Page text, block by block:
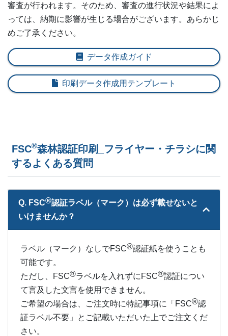
17,000部 ¥ 32,109
17,500部
32,802
18,500部 ¥ 33,154
20,000部 ¥ 34,199
20,500部
21,000部 ¥ 34,892
21,500部 35,244
22,500部
23,000部 ¥ 36,289
23,500部 ¥ 36,641
24,000部 ¥ 36,982
審査が行われます。そのため、審査の進行状況や結果によ
っては、納期に影響が生じる場合がございます。あらかじ
めご了承ください。
データ作成ガイド
印刷データ作成用テンプレート
FSC®森林認証印刷_フライヤー・チラシに関
するよくある質問
Q. FSC®︎認証ラベル（マーク）は必ず載せないと
いけませんか？
ラベル（マーク）なしでFSC®認証紙を使うことも
可能です。
ただし、FSC®ラベルを入れずにFSC®認証につい
て言及した文言を使用できません。
ご希望の場合は、ご注文時に特記事項に「FSC®︎認
証ラベル不要」とご記載いただいた上でご注文くだ
さい。